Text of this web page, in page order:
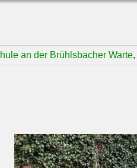
an der Brühlsbacher Warte,